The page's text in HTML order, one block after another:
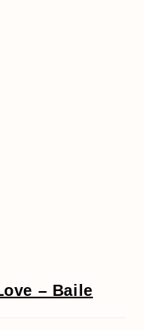
– Baile